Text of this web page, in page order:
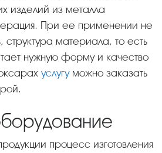
изделий из металла
При ее применении не
структура материала, то есть
нужную форму и качество
услугуможно заказать